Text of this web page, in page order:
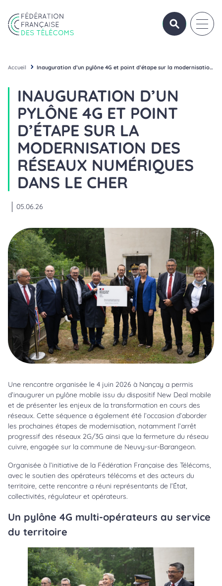
OUVRIR/
Accueil Inauguration d’un pylône 4G et point d’étape sur la modernisation des réseaux numériques dans le Cher
INAUGURATION D’UN
PYLÔNE 4G ET POINT
D’ÉTAPE SUR LA
MODERNISATION DES
RÉSEAUX NUMÉRIQUES
DANS LE CHER
05.06.26
Une rencontre organisée le 4 juin 2026 à Nançay a permis
d’inaugurer un pylône mobile issu du dispositif New Deal mobile
et de présenter les enjeux de la transformation en cours des
réseaux. Cette séquence a également été l’occasion d’aborder
les prochaines étapes de modernisation, notamment l’arrêt
progressif des réseaux 2G/3G ainsi que la fermeture du réseau
cuivre, engagée sur la commune de Neuvy-sur-Barangeon.
Organisée à l’initiative de la Fédération Française des Télécoms,
avec le soutien des opérateurs télécoms et des acteurs du
territoire, cette rencontre a réuni représentants de l’État,
collectivités, régulateur et opérateurs.
Un pylône 4G multi-opérateurs au service
du territoire